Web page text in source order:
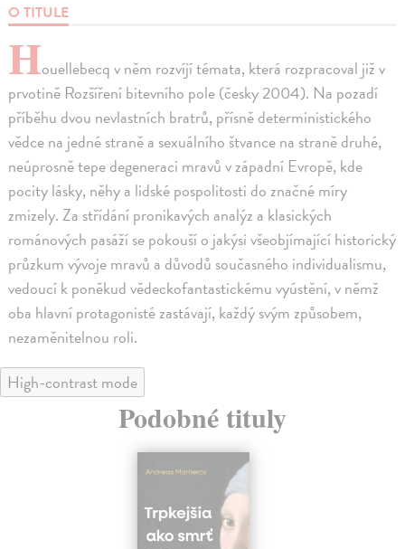
O TITULE
Houellebecq v něm rozvíjí témata, která rozpracoval již v
prvotině Rozšíření bitevního pole (česky 2004). Na pozadí
příběhu dvou nevlastních bratrů, přísně deterministického
vědce na jedné straně a sexuálního štvance na straně druhé,
neúprosně tepe degeneraci mravů v západní Evropě, kde
pocity lásky, něhy a lidské pospolitosti do značné míry
zmizely. Za střídání pronikavých analýz a klasických
románových pasáží se pokouší o jakýsi všeobjímající historický
průzkum vývoje mravů a důvodů současného individualismu,
vedoucí k poněkud vědeckofantastickému vyústění, v němž
oba hlavní protagonisté zastávají, každý svým způsobem,
nezaměnitelnou roli.
High-contrast mode
Podobné tituly